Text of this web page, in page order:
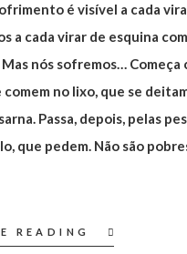
é visível a cada
a cada virar de esquina
nós sofremos… Começa
comem no lixo, que se
Passa, depois, pelas
que pedem. Não são
READING